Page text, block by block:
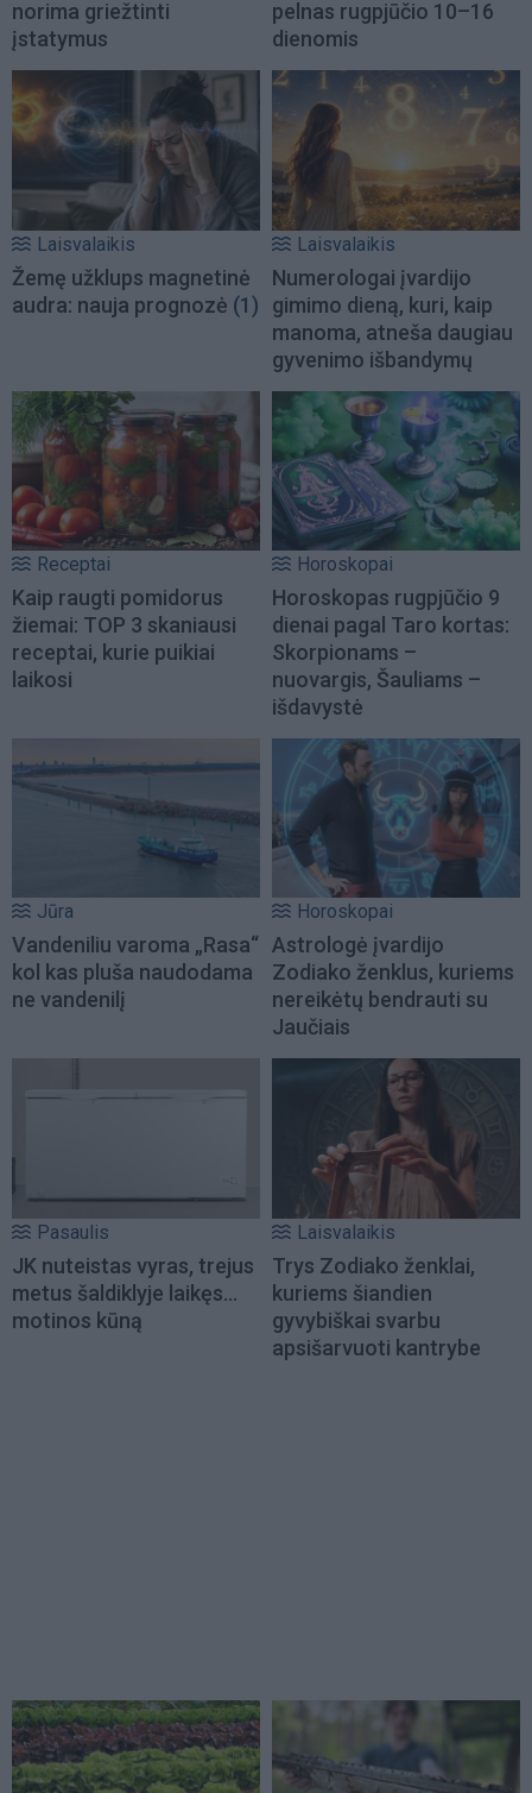
norima griežtinti
įstatymus
pelnas rugpjūčio 10–16
dienomis
Laisvalaikis
Žemę užklups magnetinė
audra: nauja prognozė (1)
Laisvalaikis
Numerologai įvardijo
gimimo dieną, kuri, kaip
manoma, atneša daugiau
gyvenimo išbandymų
Receptai
Kaip raugti pomidorus
žiemai: TOP 3 skaniausi
receptai, kurie puikiai
laikosi
Horoskopai
Horoskopas rugpjūčio 9
dienai pagal Taro kortas:
Skorpionams –
nuovargis, Šauliams –
išdavystė
Jūra
Vandeniliu varoma „Rasa“
kol kas pluša naudodama
ne vandenilį
Horoskopai
Astrologė įvardijo
Zodiako ženklus, kuriems
nereikėtų bendrauti su
Jaučiais
Pasaulis
JK nuteistas vyras, trejus
metus šaldiklyje laikęs...
motinos kūną
Laisvalaikis
Trys Zodiako ženklai,
kuriems šiandien
gyvybiškai svarbu
apsišarvuoti kantrybe